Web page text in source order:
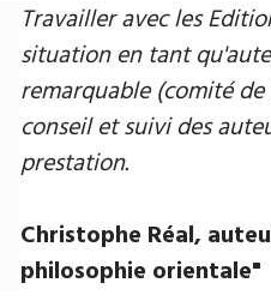
Travailler avec les
situation en tant
remarquable (comité
conseil et suivi des
prestation.
Christophe Réal,
philosophie orientale"